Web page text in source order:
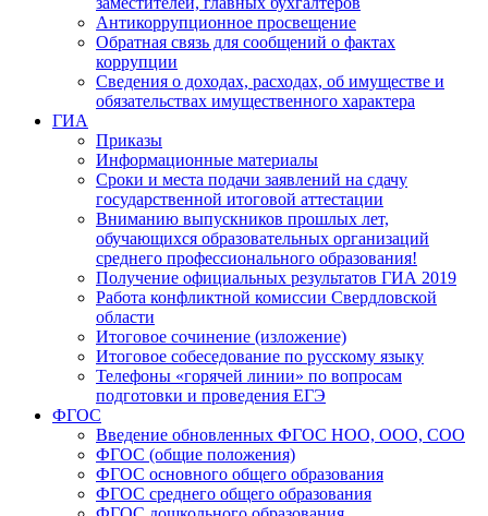
Антикоррупционное просвещение
Обратная связь для сообщений о фактах
коррупции
Сведения о доходах, расходах, об имуществе и
обязательствах имущественного характера
ГИА
Приказы
Информационные материалы
Сроки и места подачи заявлений на сдачу
государственной итоговой аттестации
Вниманию выпускников прошлых лет,
обучающихся образовательных организаций
среднего профессионального образования!
Получение официальных результатов ГИА 2019
Работа конфликтной комиссии Свердловской
области
Итоговое сочинение (изложение)
Итоговое собеседование по русскому языку
Телефоны «горячей линии» по вопросам
подготовки и проведения ЕГЭ
ФГОС
Введение обновленных ФГОС НОО, ООО, СОО
ФГОС (общие положения)
ФГОС основного общего образования
ФГОС среднего общего образования